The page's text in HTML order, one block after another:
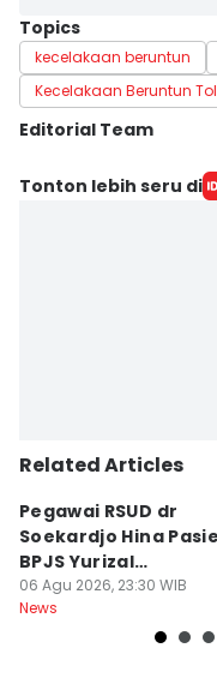
Topics
kecelakaan beruntun
Kecelakaan Beruntun
Editorial Team
Editor
Tonton lebih seru di
Related Articles
Pegawai RSUD dr
Soekardjo Hina
BPJS Yurizal
Mengundurkan Diri
06 Agu 2026, 23:30 WIB
News